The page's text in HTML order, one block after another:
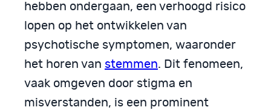
hebben ondergaan, een verhoogd risico
lopen op het ontwikkelen van
psychotische symptomen, waaronder
het horen van stemmen. Dit fenomeen,
vaak omgeven door stigma en
misverstanden, is een prominent